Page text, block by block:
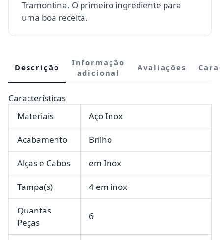
Tramontina. O primeiro ingrediente para
uma boa receita.
Descrição
Informação
adicional
Avaliações
Características
Materiais
Aço Inox
Acabamento Brilho
Alças e Cabos em Inox
Tampa(s) 4 em inox
Quantas
Peças
6